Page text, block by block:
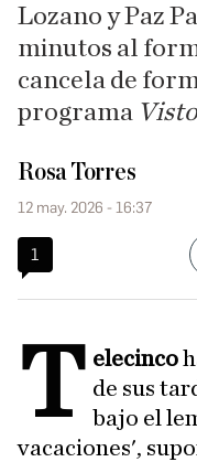
Lozano y Paz
minutos al
cancela de
programa
Rosa Torres
12 may. 2026 - 16:37
1
T elecinco
de sus
bajo el
vacaciones',